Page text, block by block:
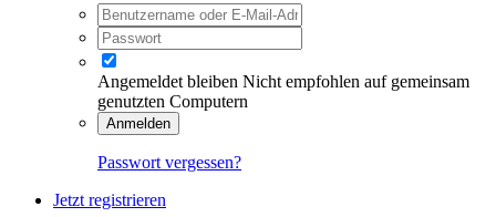
Angemeldet bleiben Nicht empfohlen auf gemeinsam
genutzten Computern
Anmelden
Passwort vergessen?
Jetzt registrieren